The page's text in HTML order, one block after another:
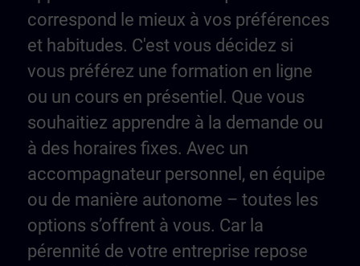
correspond le mieux à vos préférences
et habitudes. C'est vous décidez si
vous préférez une formation en ligne
ou un cours en présentiel. Que vous
souhaitiez apprendre à la demande ou
à des horaires fixes. Avec un
accompagnateur personnel, en équipe
ou de manière autonome – toutes les
options s’offrent à vous. Car la
pérennité de votre entreprise repose